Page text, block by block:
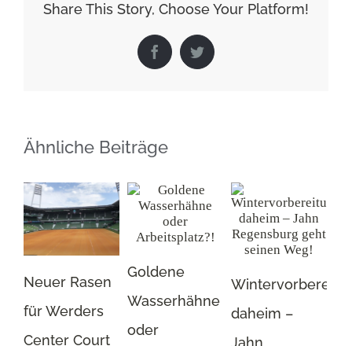
Share This Story, Choose Your Platform!
FacebookTwitter
Ähnliche Beiträge
Neuer Rasen
für Werders
Center Court
Goldene
Wasserhähne
oder
daheim –
Jahn